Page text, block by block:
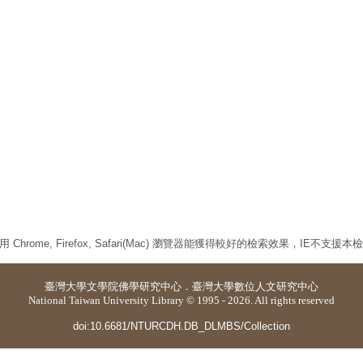
Chrome, Firefox, Safari(Mac) 瀏覽器能獲得較好的檢索效果，IE不支援本檢
臺灣大學文學院佛學研究中心 ． 臺灣大學數位人文研究中心
National Taiwan University Library © 1995 - 2026. All rights reserved
doi:10.6681/NTURCDH.DB_DLMBS/Collection